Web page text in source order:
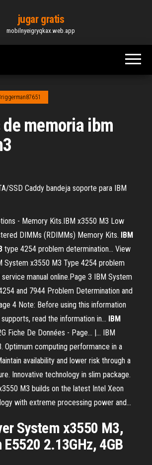
jugar gratis
mobilnyeigryqkax.web.app
de memoria ibm
SSD Caddy bandeja soporte para IBM
- Memory Kits.IBM x3550 M3 Low
DIMMs (RDIMMs) Memory Kits. IBM
type 4254 problem determination... View
System x3550 M3 Type 4254 problem
manual online.Page 3 IBM System
and 7944 Problem Determination and
4 Note: Before using this information
read the information in... IBM
Fiche De Données - Page... |… IBM
Optimum computing performance in a
availability and lower risk through a
Innovative technology in slim package.
M3 builds on the latest Intel Xeon
with extreme processing power and...
System x3550 M3,
2.13GHz, 4GB